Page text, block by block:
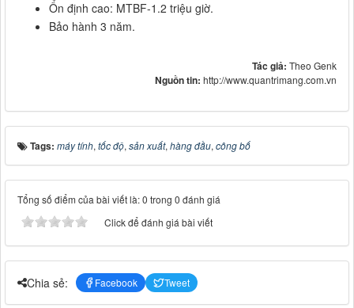
Ổn định cao: MTBF-1.2 triệu giờ.
Bảo hành 3 năm.
Tác giả: Theo Genk
Nguồn tin: http://www.quantrimang.com.vn
Tags: máy tính, tốc độ, sản xuất, hàng đầu, công bố
Tổng số điểm của bài viết là: 0 trong 0 đánh giá
Click để đánh giá bài viết
Chia sẻ: Facebook Tweet